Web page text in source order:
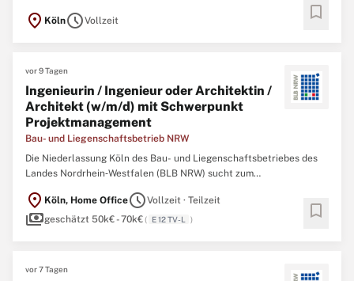
Ingenieurin / Ingenieur oder Architektin / Architekten (w/m/d) mit
location_on KölnscheduleVollzeit bookmark
vor 9 Tagen
Ingenieurin / Ingenieur oder Architektin /
Architekt (w/m/d) mit Schwerpunkt
Projektmanagement
Bau- und Liegenschaftsbetrieb NRW
Die Niederlassung Köln des Bau- und Liegenschaftsbetriebes des
Landes Nordrhein‑Westfalen (BLB NRW) sucht zum
Architektin / Architekten (w/m/d) mit Schwerpunkt
Projektmanagement Der Bau- und Liegenschaftsbetrieb NRW ist
location_on Köln, Home OfficescheduleVollzeit · Teilzeit
paymentsgeschätzt 50k€ - 70k€( E 12 TV-L ) bookmark
vor 7 Tagen